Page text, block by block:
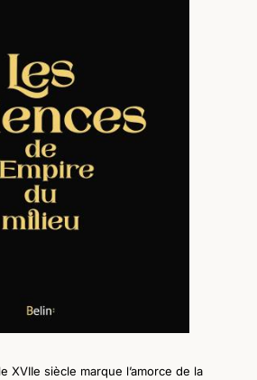
XVIIe siècle marque l’amorce de la